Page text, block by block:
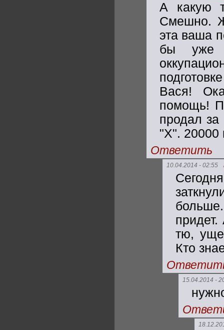
А какую
Смешно.
эта ваша
бы уже
Вася!
помощь!
продал за
"Х". 20000
Ответить
10.04.2014 - 02:55
тю,
Кто
15.04.2014 -